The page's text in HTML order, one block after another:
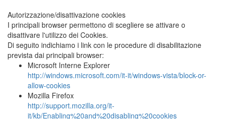
Autorizzazione/disattivazione cookies
I principali browser permettono di scegliere se attivare o
disattivare l'utilizzo dei Cookies.
Di seguito indichiamo i link con le procedure di disabilitazione
prevista dai principali browser:
Microsoft Interne Explorer
http://windows.microsoft.com/it-it/windows-vista/block-or-
allow-cookies
Mozilla Firefox
http://support.mozilla.org/it-
it/kb/Enabling%20and%20disabling%20cookies